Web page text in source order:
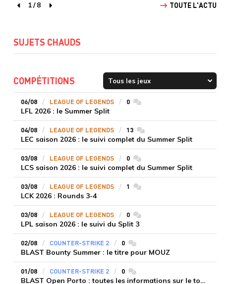
page précédente
1/8
page suivante
TOUTE L'ACTU
SUJETS CHAUDS
COMPÉTITIONS
06/08 LEAGUE OF LEGENDS 0commentaires
LFL 2026 : le Summer Split
04/08 LEAGUE OF LEGENDS 13commentaires
LEC saison 2026 : le suivi complet du Summer Split
03/08 LEAGUE OF LEGENDS 0commentaires
LCS saison 2026 : le suivi complet du Summer Split
03/08 LEAGUE OF LEGENDS 1 commentaires
LCK 2026 : Rounds 3-4
03/08 LEAGUE OF LEGENDS 0commentaires
LPL saison 2026 : le suivi du Split 3
02/08 COUNTER-STRIKE 2 0commentaires
BLAST Bounty Summer : le titre pour MOUZ
01/08 COUNTER-STRIKE 2 0commentaires
BLAST Open Porto : toutes les informations sur le tournoi